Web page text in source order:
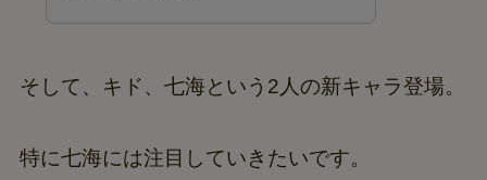
そして、キド、七海という2人の新キャラ登場。
特に七海には注目していきたいです。